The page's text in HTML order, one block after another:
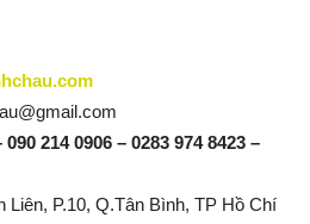
090 214 0906 – 0283 974 8423 –
Liên, P.10, Q.Tân Bình, TP Hồ Chí